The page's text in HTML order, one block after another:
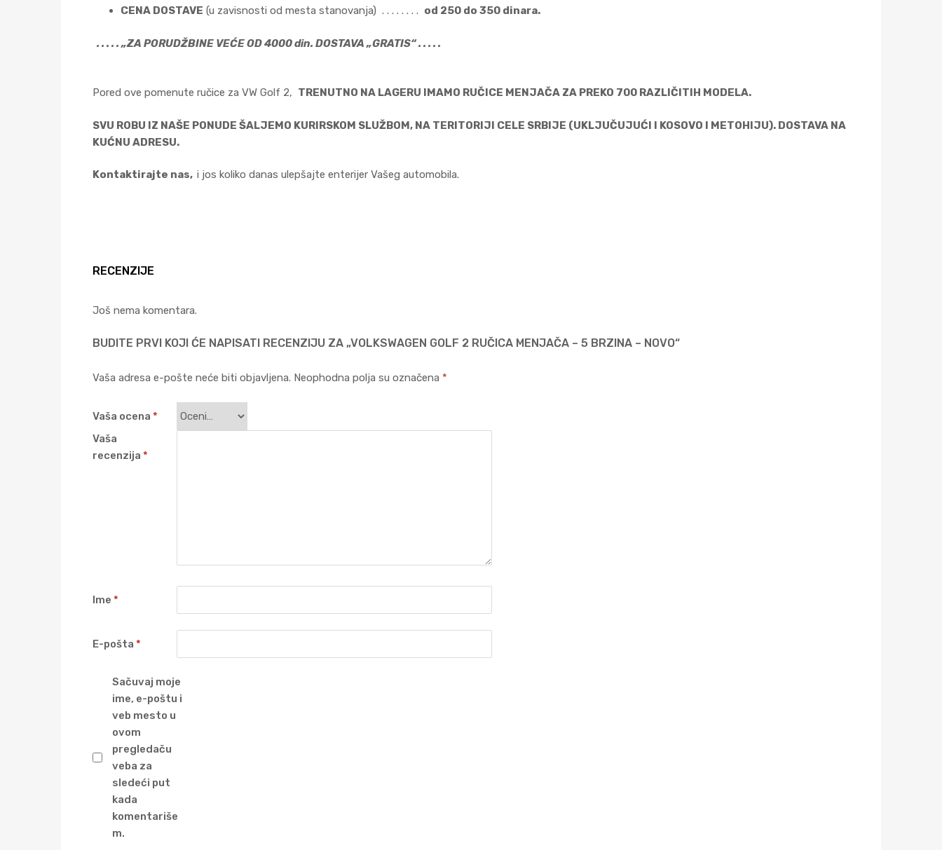
CENA DOSTAVE (u zavisnosti od mesta stanovanja) . . . . . . . . od 250 do 350 dinara.
. . . . . „ZA PORUDŽBINE VEĆE OD 4000 din. DOSTAVA „GRATIS“ . . . . .
Pored ove pomenute ručice za VW Golf 2, TRENUTNO NA LAGERU IMAMO RUČICE MENJAČA ZA PREKO 700 RAZLIČITIH MODELA.
SVU ROBU IZ NAŠE PONUDE ŠALJEMO KURIRSKOM SLUŽBOM, NA TERITORIJI CELE SRBIJE (UKLJUČUJUĆI I KOSOVO I METOHIJU). DOSTAVA NA
KUĆNU ADRESU.
Kontaktirajte nas, i jos koliko danas ulepšajte enterijer Vašeg automobila.
RECENZIJE
Još nema komentara.
BUDITE PRVI KOJI ĆE NAPISATI RECENZIJU ZA „VOLKSWAGEN GOLF 2 RUČICA MENJAČA – 5 BRZINA – NOVO“
Vaša adresa e-pošte neće biti objavljena. Neophodna polja su označena *
Vaša ocena *
Vaša
recenzija *
Ime *
E-pošta *
Sačuvaj moje
ime, e-poštu i
veb mesto u
ovom
pregledaču
veba za
sledeći put
kada
komentariše
m.